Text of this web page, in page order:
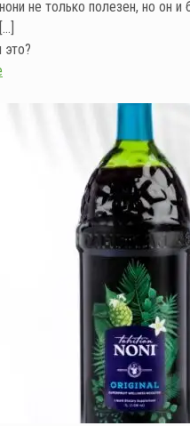
не только полезен, но он и
[…]
это?